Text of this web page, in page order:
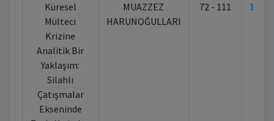
Küresel
Mülteci
Krizine
Analitik Bir
Yaklaşım:
Silahlı
Çatışmalar
Ekseninde
MUAZZEZ
HARUNOĞULLARI
72 - 111